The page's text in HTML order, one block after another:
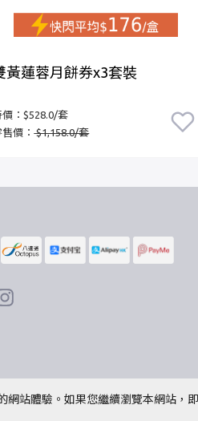
黃蓮蓉月餅券x3套裝
價：$528.0/套
售價：$1,158.0/套
站體驗。如果您繼續瀏覽本網站，